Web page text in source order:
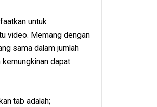
untuk
video. Memang dengan
sama dalam jumlah
dapat
tab adalah;